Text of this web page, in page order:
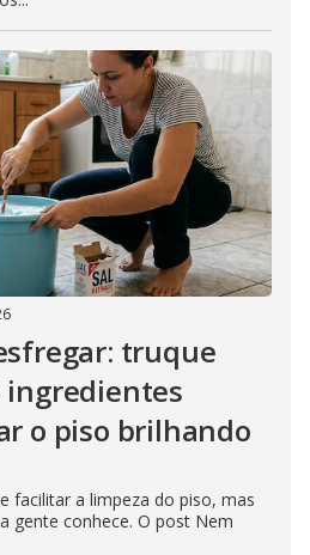
truque
ingredientes
o piso brilhando
facilitar a limpeza do piso, mas
gente conhece. O post Nem